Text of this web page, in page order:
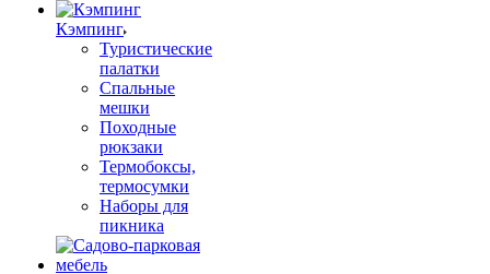
Кэмпинг
Туристические
палатки
Спальные
мешки
Походные
рюкзаки
Термобоксы,
термосумки
Наборы для
пикника